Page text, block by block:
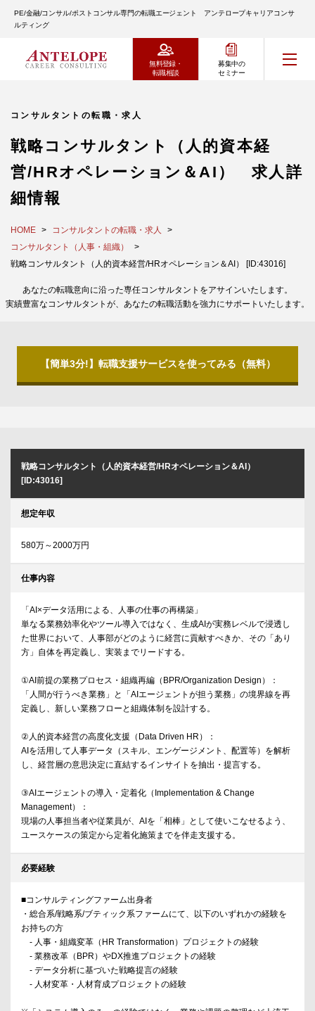
PE/金融/コンサル/ポストコンサル専門の転職エージェント アンテロープキャリアコンサ
ルティング
無料登録・
転職相談
募集中の
セミナー
コンサルタントの転職・求人
戦略コンサルタント（人的資本経
営/HRオペレーション＆AI） 求人詳
細情報
HOME
コンサルタントの転職・求人
コンサルタント（人事・組織）
戦略コンサルタント（人的資本経営/HRオペレーション＆AI） [ID:43016]
あなたの転職意向に沿った専任コンサルタントをアサインいたします。
実績豊富なコンサルタントが、あなたの転職活動を強力にサポートいたします。
【簡単3分!】転職支援サービスを使ってみる（無料）
戦略コンサルタント（人的資本経営/HRオペレーション＆AI）
[ID:43016]
想定年収
580万～2000万円
仕事内容
「AI×データ活用による、人事の仕事の再構築」
単なる業務効率化やツール導入ではなく、生成AIが実務レベルで浸透し
た世界において、人事部がどのように経営に貢献すべきか、その「あり
方」自体を再定義し、実装までリードする。
①AI前提の業務プロセス・組織再編（BPR/Organization Design）：
「人間が行うべき業務」と「AIエージェントが担う業務」の境界線を再
定義し、新しい業務フローと組織体制を設計する。
②人的資本経営の高度化支援（Data Driven HR）：
AIを活用して人事データ（スキル、エンゲージメント、配置等）を解析
し、経営層の意思決定に直結するインサイトを抽出・提言する。
③AIエージェントの導入・定着化（Implementation & Change
Management）：
現場の人事担当者や従業員が、AIを「相棒」として使いこなせるよう、
ユースケースの策定から定着化施策までを伴走支援する。
必要経験
■コンサルティングファーム出身者
・総合系/戦略系/ブティック系ファームにて、以下のいずれかの経験を
お持ちの方
- 人事・組織変革（HR Transformation）プロジェクトの経験
- 業務改革（BPR）やDX推進プロジェクトの経験
- データ分析に基づいた戦略提言の経験
- 人材変革・人材育成プロジェクトの経験